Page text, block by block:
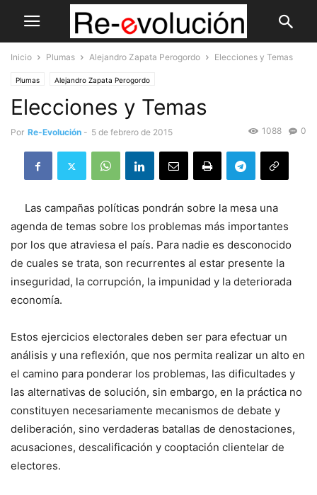
Inicio Plumas Alejandro Zapata Perogordo Elecciones y Temas
Plumas Alejandro Zapata Perogordo
Elecciones y Temas
Por Re-Evolución - 5 de febrero de 2015 0
1088
Las campañas políticas pondrán sobre la mesa una
agenda de temas sobre los problemas más importantes
por los que atraviesa el país. Para nadie es desconocido
de cuales se trata, son recurrentes al estar presente la
inseguridad, la corrupción, la impunidad y la deteriorada
economía.
Estos ejercicios electorales deben ser para efectuar un
análisis y una reflexión, que nos permita realizar un alto en
el camino para ponderar los problemas, las dificultades y
las alternativas de solución, sin embargo, en la práctica no
constituyen necesariamente mecanismos de debate y
deliberación, sino verdaderas batallas de denostaciones,
acusaciones, descalificación y cooptación clientelar de
electores.